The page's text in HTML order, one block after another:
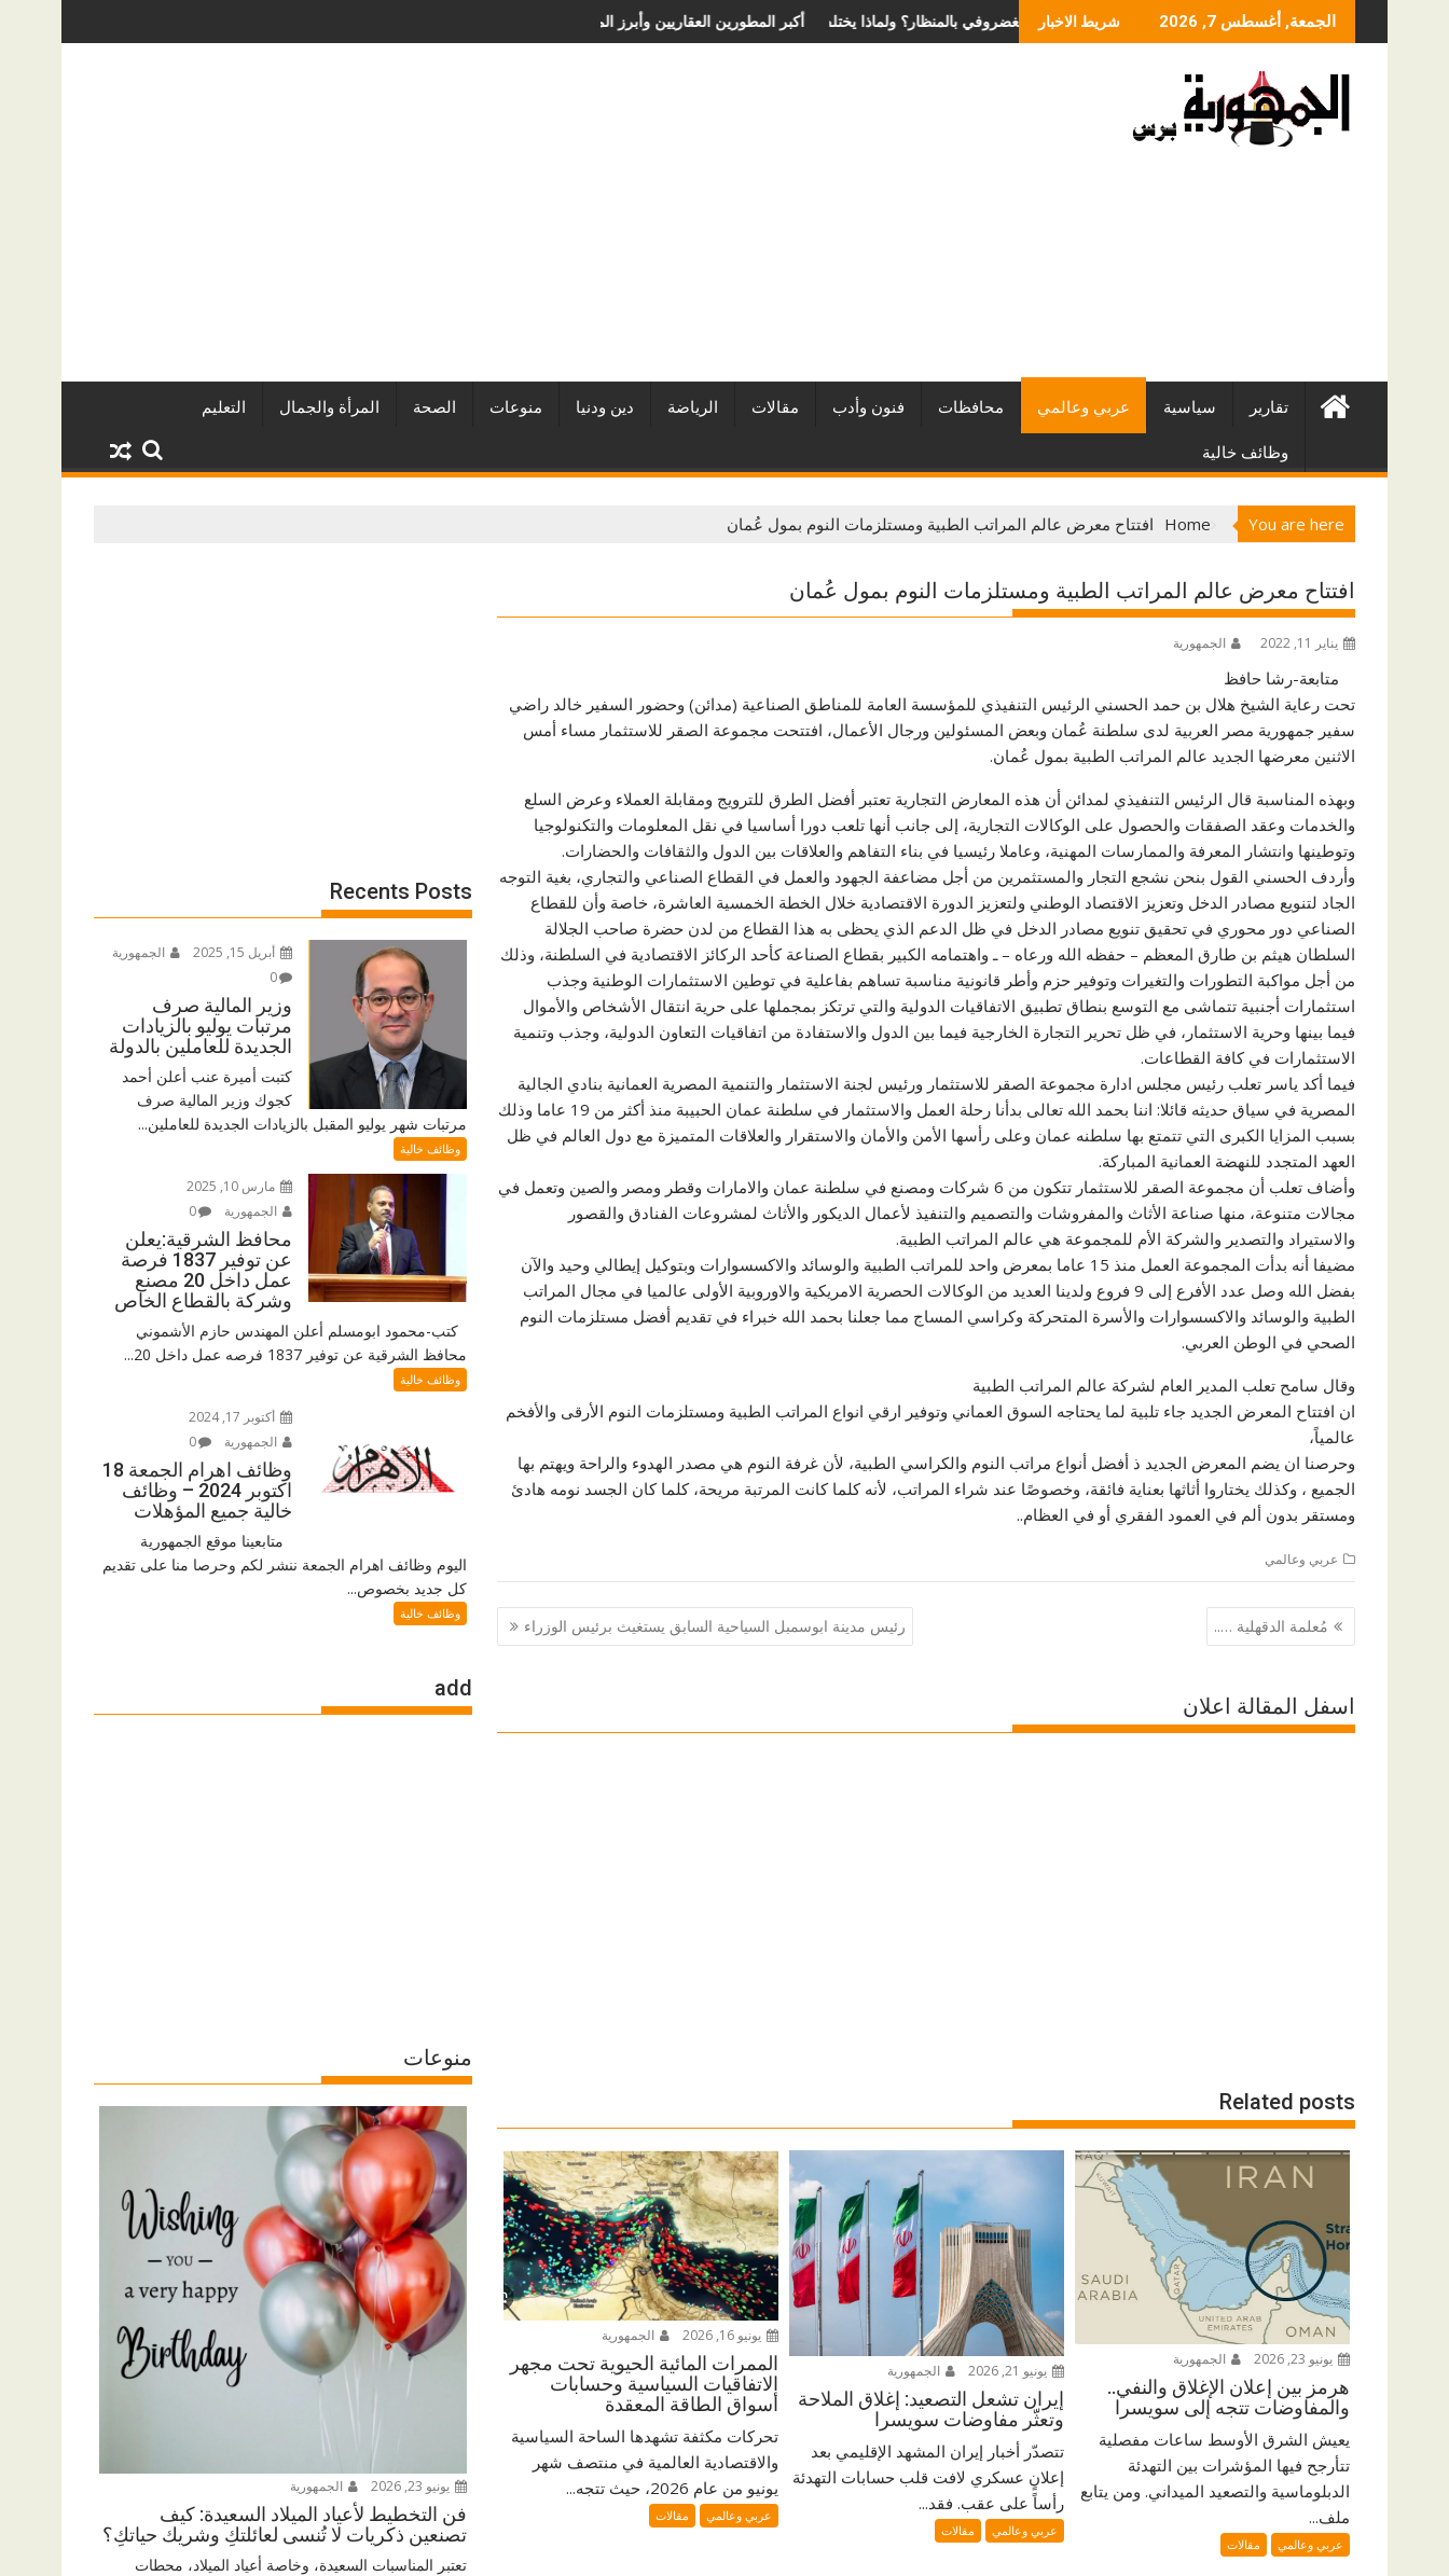
to
الجمعة, أغسطس 7, 2026 شريط الاخبار أفضل شركات التطوير العقاري في مصر من URE | أكبر المطورين العقاريين وأبرز المشروعاتما الذي يحدد سعر عملية الانزلاق الغضروفي بالمنظار؟ ولماذا يختلف من مريض لآخر؟
تقارير سياسية عربي وعالمي محافظات فنون وأدب مقالات الرياضة دين ودنيا منوعات الصحة المرأة والجمال التعليم
وظائف خالية
You are here
Home افتتاح معرض عالم المراتب الطبية ومستلزمات النوم بمول عُمان
افتتاح معرض عالم المراتب الطبية ومستلزمات النوم بمول عُمان
يناير 11, 2022 الجمهورية
متابعة-رشا حافظ
تحت رعاية الشيخ هلال بن حمد الحسني الرئيس التنفيذي للمؤسسة العامة للمناطق الصناعية (مدائن) وحضور السفير خالد راضي
سفير جمهورية مصر العربية لدى سلطنة عُمان وبعض المسئولين ورجال الأعمال، افتتحت مجموعة الصقر للاستثمار مساء أمس
الاثنين معرضها الجديد عالم المراتب الطبية بمول عُمان.
وبهذه المناسبة قال الرئيس التنفيذي لمدائن أن هذه المعارض التجارية تعتبر أفضل الطرق للترويج ومقابلة العملاء وعرض السلع
والخدمات وعقد الصفقات والحصول على الوكالات التجارية، إلى جانب أنها تلعب دورا أساسيا في نقل المعلومات والتكنولوجيا
وتوطينها وانتشار المعرفة والممارسات المهنية، وعاملا رئيسيا في بناء التفاهم والعلاقات بين الدول والثقافات والحضارات.
وأردف الحسني القول بنحن نشجع التجار والمستثمرين من أجل مضاعفة الجهود والعمل في القطاع الصناعي والتجاري، بغية التوجه
الجاد لتنويع مصادر الدخل وتعزيز الاقتصاد الوطني ولتعزيز الدورة الاقتصادية خلال الخطة الخمسية العاشرة، خاصة وأن للقطاع
الصناعي دور محوري في تحقيق تنويع مصادر الدخل في ظل الدعم الذي يحظى به هذا القطاع من لدن حضرة صاحب الجلالة
السلطان هيثم بن طارق المعظم – حفظه الله ورعاه – ـ واهتمامه الكبير بقطاع الصناعة كأحد الركائز الاقتصادية في السلطنة، وذلك
من أجل مواكبة التطورات والتغيرات وتوفير حزم وأطر قانونية مناسبة تساهم بفاعلية في توطين الاستثمارات الوطنية وجذب
استثمارات أجنبية تتماشى مع التوسع بنطاق تطبيق الاتفاقيات الدولية والتي ترتكز بمجملها على حرية انتقال الأشخاص والأموال
فيما بينها وحرية الاستثمار، في ظل تحرير التجارة الخارجية فيما بين الدول والاستفادة من اتفاقيات التعاون الدولية، وجذب وتنمية
الاستثمارات في كافة القطاعات.
فيما أكد ياسر تعلب رئيس مجلس ادارة مجموعة الصقر للاستثمار ورئيس لجنة الاستثمار والتنمية المصرية العمانية بنادي الجالية
المصرية في سياق حديثه قائلا: اننا بحمد الله تعالى بدأنا رحلة العمل والاستثمار في سلطنة عمان الحبيبة منذ أكثر من 19 عاما وذلك
بسبب المزايا الكبرى التي تتمتع بها سلطنه عمان وعلى رأسها الأمن والأمان والاستقرار والعلاقات المتميزة مع دول العالم في ظل
العهد المتجدد للنهضة العمانية المباركة.
وأضاف تعلب أن مجموعة الصقر للاستثمار تتكون من 6 شركات ومصنع في سلطنة عمان والامارات وقطر ومصر والصين وتعمل في
مجالات متنوعة، منها صناعة الأثاث والمفروشات والتصميم والتنفيذ لأعمال الديكور والأثاث لمشروعات الفنادق والقصور
والاستيراد والتصدير والشركة الأم للمجموعة هي عالم المراتب الطبية.
مضيفا أنه بدأت المجموعة العمل منذ 15 عاما بمعرض واحد للمراتب الطبية والوسائد والاكسسوارات وبتوكيل إيطالي وحيد والآن
بفضل الله وصل عدد الأفرع إلى 9 فروع ولدينا العديد من الوكالات الحصرية الامريكية والاوروبية الأولى عالميا في مجال المراتب
الطبية والوسائد والاكسسوارات والأسرة المتحركة وكراسي المساج مما جعلنا بحمد الله خبراء في تقديم أفضل مستلزمات النوم
الصحي في الوطن العربي.
وقال سامح تعلب المدير العام لشركة عالم المراتب الطبية
ان افتتاح المعرض الجديد جاء تلبية لما يحتاجه السوق العماني وتوفير ارقي انواع المراتب الطبية ومستلزمات النوم الأرقى والأفخم
عالمياً،
وحرصنا ان يضم المعرض الجديد ذ أفضل أنواع مراتب النوم والكراسي الطبية، لأن غرفة النوم هي مصدر الهدوء والراحة ويهتم بها
الجميع ، وكذلك يختاروا أثاثها بعناية فائقة، وخصوصًا عند شراء المراتب، لأنه كلما كانت المرتبة مريحة، كلما كان الجسد نومه هادئ
ومستقر بدون ألم في العمود الفقري أو في العظام..
عربي وعالمي
تصفّح
المقالات
مُعلمة الدقهلية ….. رئيس مدينة ابوسمبل السياحية السابق يستغيث برئيس الوزراء
اسفل المقالة اعلان
Related posts
يونيو 23, 2026 الجمهورية
هرمز بين إعلان الإغلاق والنفي..
والمفاوضات تتجه إلى سويسرا
يعيش الشرق الأوسط ساعات مفصلية
تتأرجح فيها المؤشرات بين التهدئة
الدبلوماسية والتصعيد الميداني. ومن يتابع
ملف...
عربي وعالمي مقالات
يونيو 21, 2026 الجمهورية
إيران تشعل التصعيد: إغلاق الملاحة
وتعثّر مفاوضات سويسرا
تتصدّر أخبار إيران المشهد الإقليمي بعد
إعلانٍ عسكري لافت قلب حسابات التهدئة
رأساً على عقب. فقد...
عربي وعالمي مقالات
يونيو 16, 2026 الجمهورية
الممرات المائية الحيوية تحت مجهر
الاتفاقيات السياسية وحسابات
أسواق الطاقة المعقدة
تحركات مكثفة تشهدها الساحة السياسية
والاقتصادية العالمية في منتصف شهر
يونيو من عام 2026، حيث تتجه...
عربي وعالمي مقالات
Recents Posts
أبريل 15, 2025
الجمهورية
0
وزير المالية صرف
مرتبات يوليو بالزيادات
الجديدة للعاملين بالدولة
كتبت أميرة عنب أعلن أحمد
كجوك وزير المالية صرف
مرتبات شهر يوليو المقبل بالزيادات الجديدة للعاملين...
وظائف خالية
مارس 10, 2025
الجمهورية
0
محافظ الشرقية:يعلن
عن توفير 1837 فرصة
عمل داخل 20 مصنع
وشركة بالقطاع الخاص
كتب-محمود ابومسلم أعلن المهندس حازم الأشموني
محافظ الشرقية عن توفير 1837 فرصه عمل داخل 20...
وظائف خالية
أكتوبر 17, 2024
الجمهورية
0
وظائف اهرام الجمعة 18
اكتوبر 2024 – وظائف
خالية جميع المؤهلات
متابعينا موقع الجمهورية
اليوم وظائف اهرام الجمعة ننشر لكم وحرصا منا على تقديم
كل جديد بخصوص...
وظائف خالية
add
منوعات
يونيو 23, 2026 الجمهورية
فن التخطيط لأعياد الميلاد السعيدة: كيف
تصنعين ذكريات لا تُنسى لعائلتكِ وشريك حياتكِ؟
تعتبر المناسبات السعيدة، وخاصة أعياد الميلاد، محطات